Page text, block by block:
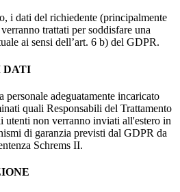
i dati del richiedente (principalmente
trattati per soddisfare una
ai sensi dell’art. 6 b) del GDPR.
DATI
adeguatamente incaricato
quali Responsabili del Trattamento
non verranno inviati all'estero in
di garanzia previsti dal GDPR da
Schrems II.